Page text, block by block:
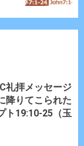
礼拝メッセージ
降りてこられた
ト19:10-25（玉